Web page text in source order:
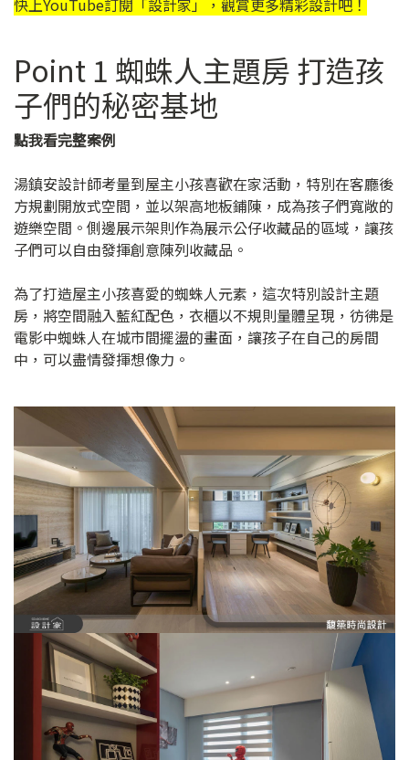
快上YouTube訂閱「設計家 」，觀賞更多精彩設計吧！
Point 1 蜘蛛人主題房 打造孩
子們的秘密基地
點我看完整案例
湯鎮安設計師考量到屋主小孩喜歡在家活動，特別在客廳後
方規劃開放式空間，並以架高地板鋪陳，成為孩子們寬敞的
遊樂空間。側邊展示架則作為展示公仔收藏品的區域，讓孩
子們可以自由發揮創意陳列收藏品。
為了打造屋主小孩喜愛的蜘蛛人元素，這次特別設計主題
房，將空間融入藍紅配色，衣櫃以不規則量體呈現，彷彿是
電影中蜘蛛人在城市間擺盪的畫面，讓孩子在自己的房間
中，可以盡情發揮想像力。